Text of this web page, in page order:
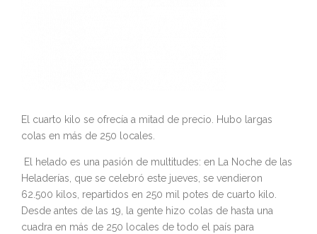
El cuarto kilo se ofrecía a mitad de precio. Hubo largas
colas en más de 250 locales.
El helado es una pasión de multitudes: en La Noche de las
Heladerías, que se celebró este jueves, se vendieron
62.500 kilos, repartidos en 250 mil potes de cuarto kilo.
Desde antes de las 19, la gente hizo colas de hasta una
cuadra en más de 250 locales de todo el país para